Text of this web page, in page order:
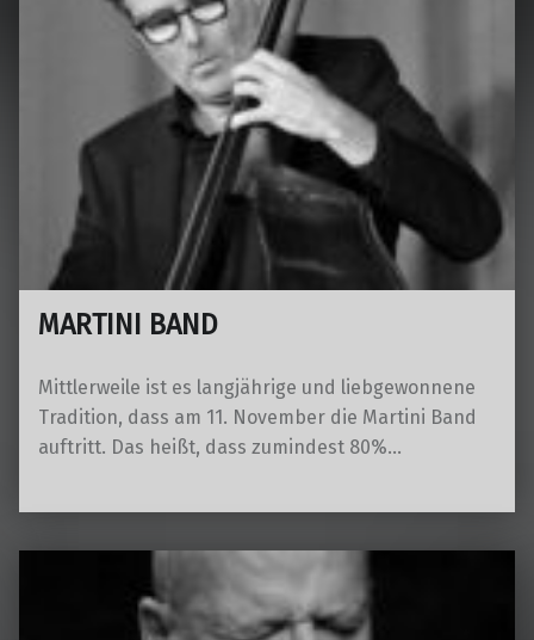
MARTINI BAND
Mittlerweile ist es langjährige und liebgewonnene
Tradition, dass am 11. November die Martini Band
auftritt. Das heißt, dass zumindest 80%…